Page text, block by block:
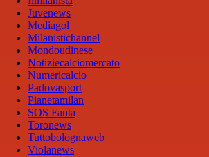
Juvenews
Mediagol
Milanistichannel
Mondoudinese
Notiziecalciomercato
Numericalcio
Padovasport
Pianetamilan
SOS Fanta
Toronews
Tuttobolognaweb
Violanews